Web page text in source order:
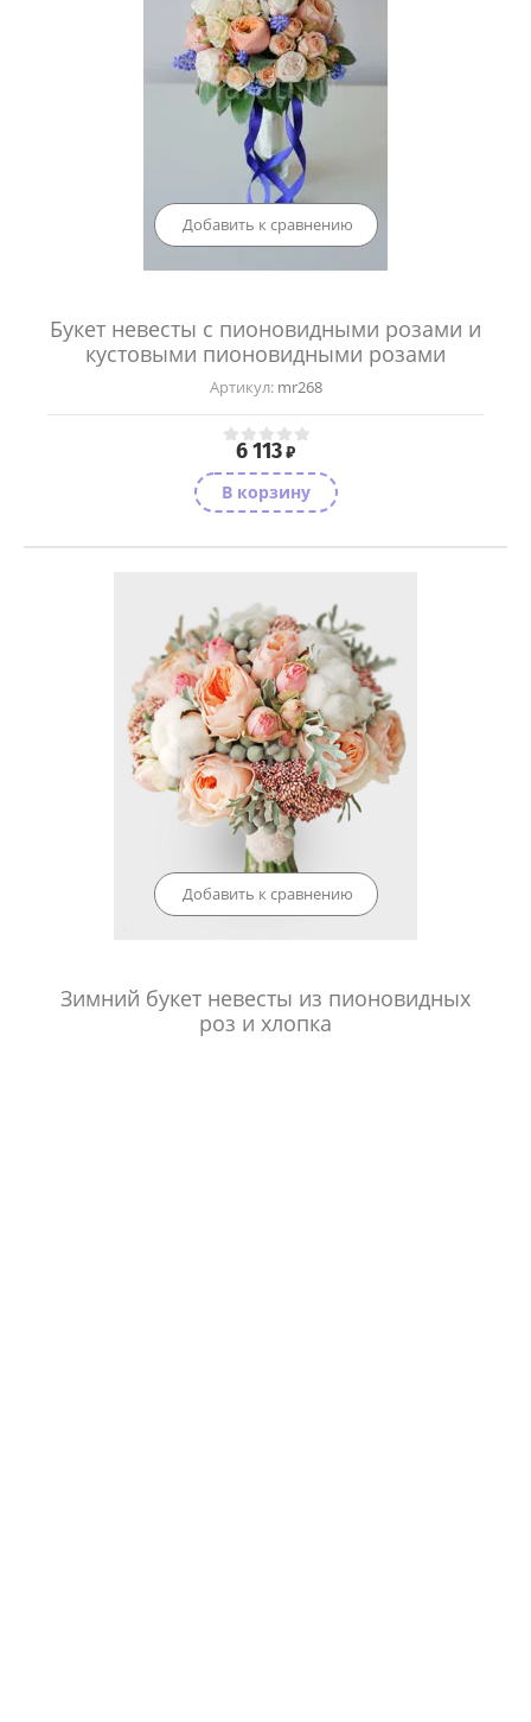
Добавить к сравнению
Букет невесты с пионовидными розами и
кустовыми пионовидными розами
Артикул:mr268
6 113₽
В корзину
Добавить к сравнению
Зимний букет невесты из пионовидных
роз и хлопка